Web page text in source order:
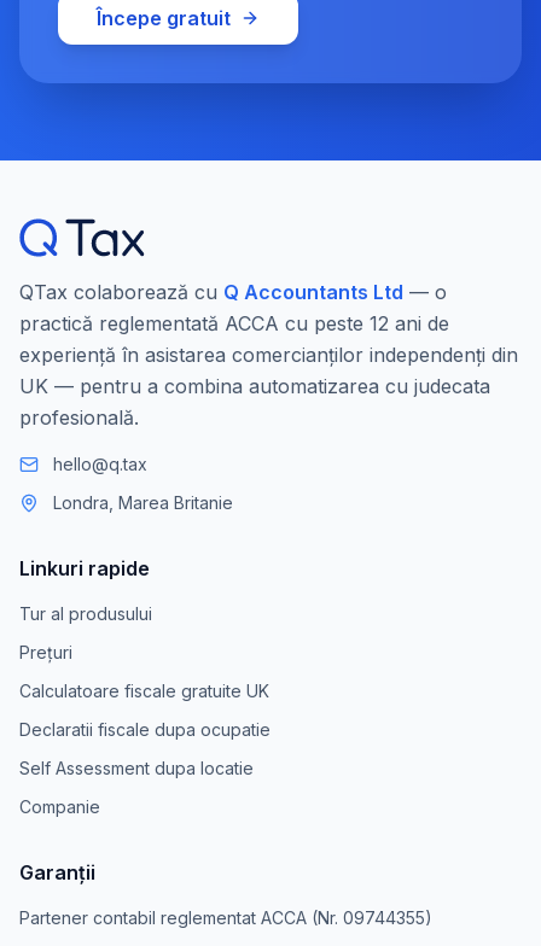
Începe gratuit
QTax colaborează cu Q Accountants Ltd — o
practică reglementată ACCA cu peste 12 ani de
experiență în asistarea comercianților independenți din
UK — pentru a combina automatizarea cu judecata
profesională.
hello@q.tax
Londra, Marea Britanie
Linkuri rapide
Tur al produsului
Prețuri
Calculatoare fiscale gratuite UK
Declaratii fiscale dupa ocupatie
Self Assessment dupa locatie
Companie
Garanții
Partener contabil reglementat ACCA (Nr. 09744355)